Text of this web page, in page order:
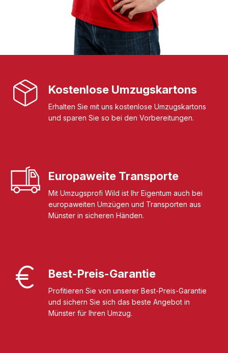
Kostenlose Umzugskartons
Erhalten Sie mit uns kostenlose Umzugskartons
und sparen Sie so bei den Vorbereitungen.
Europaweite Transporte
Mit Umzugsprofi Wild ist Ihr Eigentum auch bei
europaweiten Umzügen und Transporten aus
Münster in sicheren Händen.
Best-Preis-Garantie
Profitieren Sie von unserer Best-Preis-Garantie
und sichern Sie sich das beste Angebot in
Münster für Ihren Umzug.